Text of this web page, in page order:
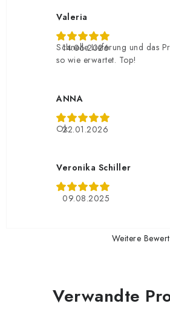
Valeria
14.06.2026
Schnelle Lieferung und das
so wie erwartet. Top!
ANNA
22.01.2026
Ok
Veronika Schiller
09.08.2025
Weitere
Verwandte